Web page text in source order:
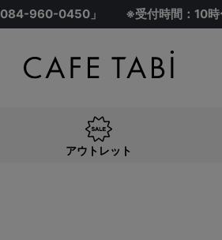
084-960-0450 」 ※受付時間：10時
アウトレット